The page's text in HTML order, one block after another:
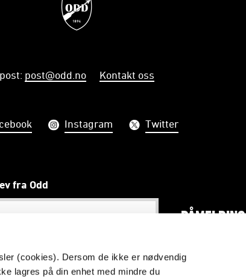
(cookies). Dersom de ikke er nødvendig
lagres på din enhet med mindre du
: post@odd.no Kontakt oss
Instagram Twitter
fra Odd
PÅMELDING